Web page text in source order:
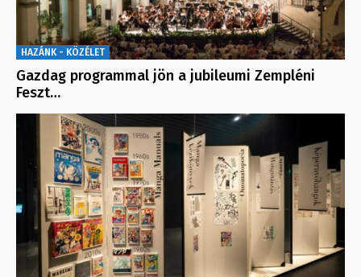
HAZÁNK - KÖZÉLET
Gazdag programmal jön a jubileumi Zempléni
Feszt…